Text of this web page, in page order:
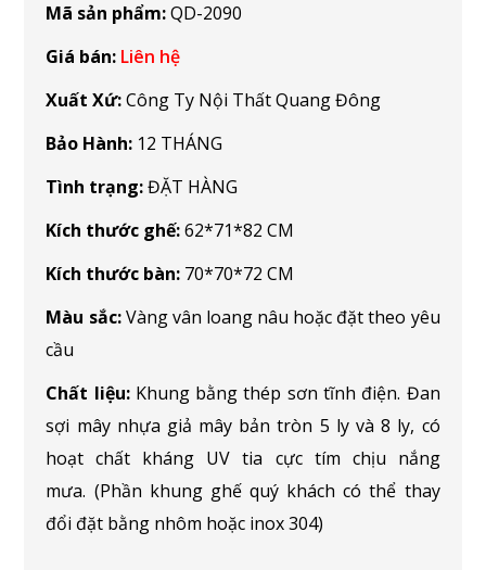
Mã sản phẩm:QD-2090
Giá bán: Liên hệ
Xuất Xứ:Công Ty Nội Thất Quang Đông
Bảo Hành: 12 THÁNG
Tình trạng:ĐẶT HÀNG
Kích thước ghế:62*71*82 CM
Kích thước bàn: 70*70*72 CM
Màu sắc:Vàng vân loang nâu hoặc đặt theo yêu
cầu
Chất liệu:Khung bằng thép sơn tĩnh điện. Đan
sợi mây nhựa giả mây bản tròn 5 ly và 8 ly, có
hoạt chất kháng UV tia cực tím chịu nắng
mưa. (Phần khung ghế quý khách có thể thay
đổi đặt bằng nhôm hoặc inox 304)